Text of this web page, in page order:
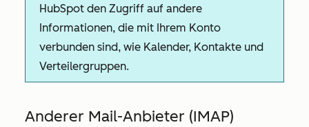
HubSpot den Zugriff auf andere
Informationen, die mit Ihrem Konto
verbunden sind, wie Kalender, Kontakte und
Verteilergruppen.
Anderer Mail-Anbieter (IMAP)